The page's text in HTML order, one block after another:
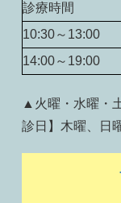
診療時間
10:30～13:00
14:00～19:00
▲火曜・水曜・
診日】木曜、日